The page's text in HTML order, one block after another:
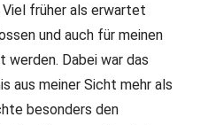
früher als erwartet
und auch für meinen
Dabei war das
aus meiner Sicht mehr als
besonders den